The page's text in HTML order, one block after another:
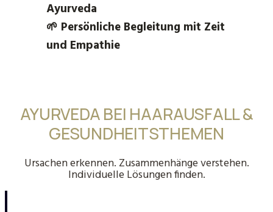
Ayurveda
🌱 Persönliche Begleitung mit Zeit
und Empathie
AYURVEDA BEI HAARAUSFALL &
GESUNDHEITSTHEMEN
Ursachen erkennen. Zusammenhänge verstehen.
Individuelle Lösungen finden.